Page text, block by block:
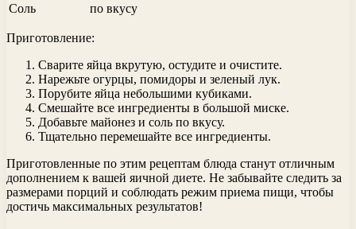
Соль
по вкусу
Приготовление:
Сварите яйца вкрутую, остудите и очистите.
Нарежьте огурцы, помидоры и зеленый лук.
Порубите яйца небольшими кубиками.
Смешайте все ингредиенты в большой миске.
Добавьте майонез и соль по вкусу.
Тщательно перемешайте все ингредиенты.
Приготовленные по этим рецептам блюда станут отличным
дополнением к вашей яичной диете. Не забывайте следить за
размерами порций и соблюдать режим приема пищи, чтобы
достичь максимальных результатов!